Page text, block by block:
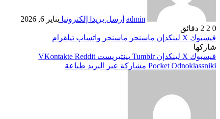
admin أرسل بريدا إلكترونيا يناير 6, 2026
0
2 دقائق
فيسبوك ‫X لينكدإن ماسنجر ماسنجر واتساب تيلقرام
شاركها
فيسبوك ‫X لينكدإن بينتيريست
Odnoklassniki
‫Pocket مشاركة عبر البريد طباعة